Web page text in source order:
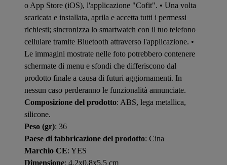
o App Store (iOS), l'applicazione "Cofit". • Una volta
scaricata e installata, aprila e accetta tutti i permessi
richiesti; sincronizza lo smartwatch con il tuo telefono
cellulare tramite Bluetooth attraverso l'applicazione. •
Le immagini mostrate nelle foto potrebbero contenere
schermate di menu e sfondi che differiscono dal
prodotto finale a causa di futuri aggiornamenti. In
nessun caso perderanno le funzionalità annunciate.
Composizione del prodotto: ABS, lega metallica,
silicone.
Peso (gr): 36
Paese di fabbricazione del prodotto: Cina
Marchio CE: YES
Dimensione: 4,2x0,8x5,5 cm